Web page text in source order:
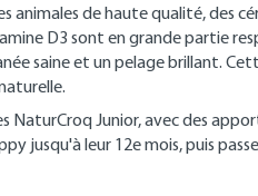
animales de haute qualité, des
D3 sont en grande partie
saine et un pelage brillant.
Junior, avec des
jusqu'à leur 12e mois, puis